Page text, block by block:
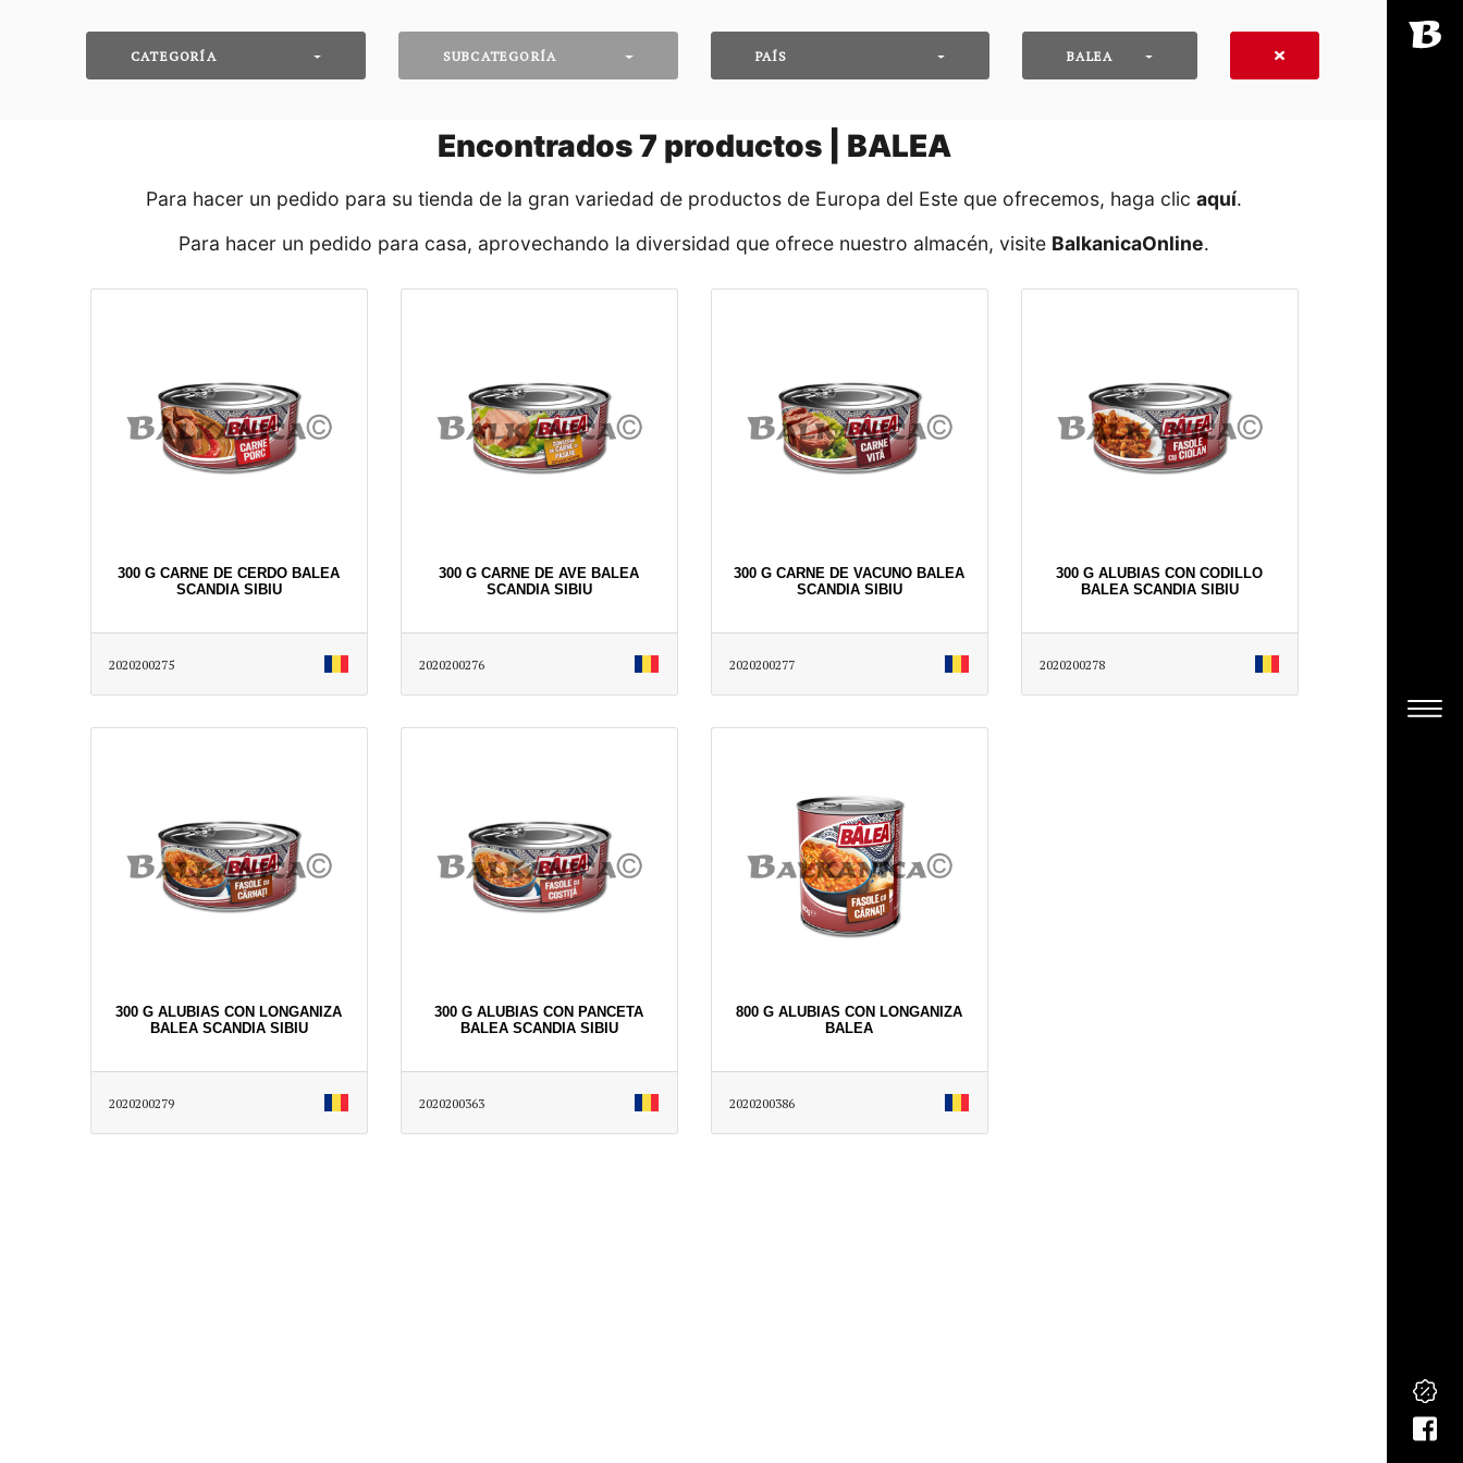
CATEGORÍA SUBCATEGORÍA PAÍS BALEA
Encontrados7 productos | BALEA
Para hacer un pedido para su tienda de la gran variedad de productos de Europa del Este que ofrecemos, haga clic aquí․
Para hacer un pedido para casa, aprovechando la diversidad que ofrece nuestro almacén, visite BalkanicaOnline․
300 G CARNE DE CERDO BALEA
SCANDIA SIBIU
2020200275
300 G CARNE DE AVE BALEA
SCANDIA SIBIU
2020200276
300 G CARNE DE VACUNO BALEA
SCANDIA SIBIU
2020200277
300 G ALUBIAS CON CODILLO
BALEA SCANDIA SIBIU
2020200278
300 G ALUBIAS CON LONGANIZA
BALEA SCANDIA SIBIU
2020200279
300 G ALUBIAS CON PANCETA
BALEA SCANDIA SIBIU
2020200363
800 G ALUBIAS CON LONGANIZA
BALEA
2020200386